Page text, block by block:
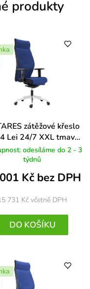
produkty
zátěžové křeslo
Lei 24/7 XXL tmavě
modrá
odesíláme do 2 - 3
týdnů
Kč bez DPH
731 Kč včetně DPH
DO KOŠÍKU